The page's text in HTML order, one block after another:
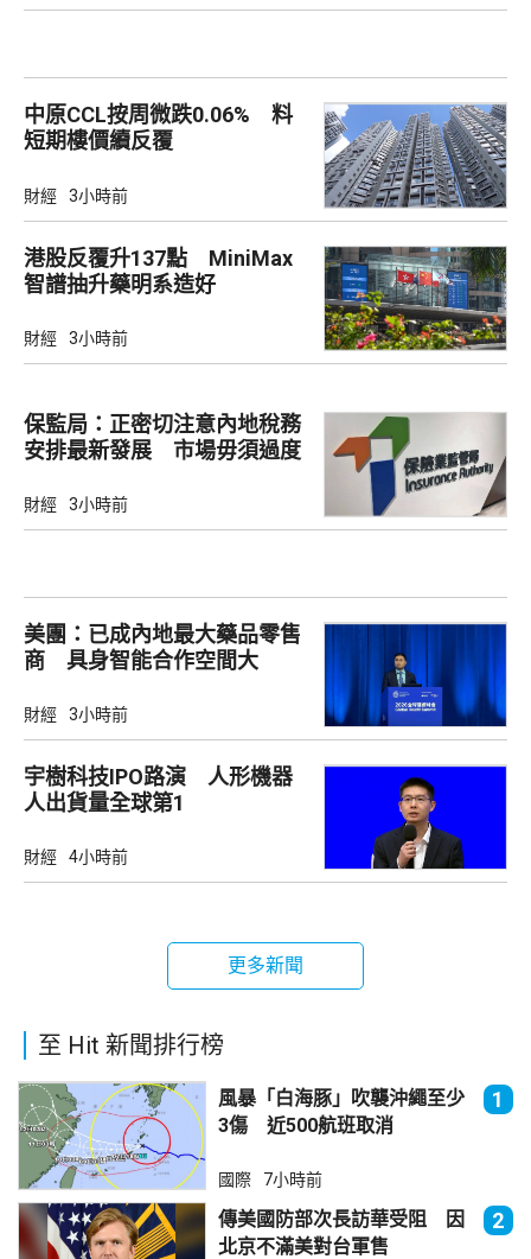
中原CCL按周微跌0.06% 料
短期樓價續反覆
財經 3小時前
港股反覆升137點 MiniMax
智譜抽升藥明系造好
財經 3小時前
保監局：正密切注意內地稅務
安排最新發展 市場毋須過度
財經 3小時前
美團：已成內地最大藥品零售
商 具身智能合作空間大
財經 3小時前
宇樹科技IPO路演 人形機器
人出貨量全球第1
財經 4小時前
更多新聞
至 Hit 新聞排行榜
風暴「白海豚」吹襲沖繩至少
3傷 近500航班取消
1
國際 7小時前
傳美國防部次長訪華受阻 因
北京不滿美對台軍售
2